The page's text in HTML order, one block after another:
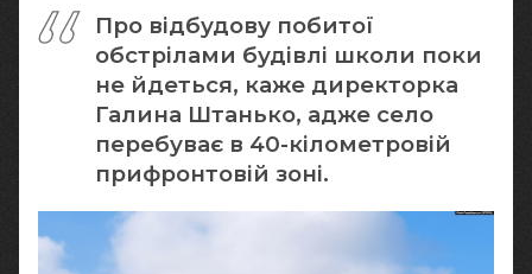
Про відбудову побитої
обстрілами будівлі школи поки
не йдеться, каже директорка
Галина Штанько, адже село
перебуває в 40-кілометровій
прифронтовій зоні.